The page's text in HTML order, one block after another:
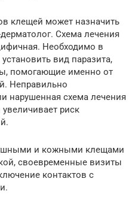
клещей может назначить
Схема лечения
Необходимо в
вид паразита,
помогающие именно от
Неправильно
нарушенная схема лечения
риск
и кожными клещами
своевременные визиты
контактов с